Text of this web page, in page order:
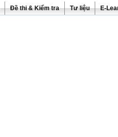
Đề thi & Kiểm tra Tư liệu E-